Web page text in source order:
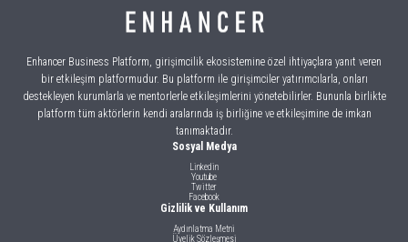
Enhancer Business Platform, girişimcilik ekosistemine özel ihtiyaçlara yanıt veren
bir etkileşim platformudur. Bu platform ile girişimciler yatırımcılarla, onları
destekleyen kurumlarla ve mentorlerle etkileşimlerini yönetebilirler. Bununla birlikte
platform tüm aktörlerin kendi aralarında iş birliğine ve etkileşimine de imkan
tanımaktadır.
Sosyal Medya
Linkedin
Youtube
Twitter
Facebook
Gizlilik ve Kullanım
Aydınlatma Metni
Üyelik Sözleşmesi